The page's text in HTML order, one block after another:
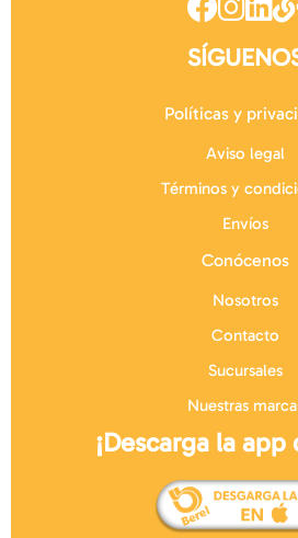
Políticas y
Aviso legal
Términos y
Envíos
Conócenos
Nosotros
Contacto
Sucursales
Nuestras
¡Descarga la app